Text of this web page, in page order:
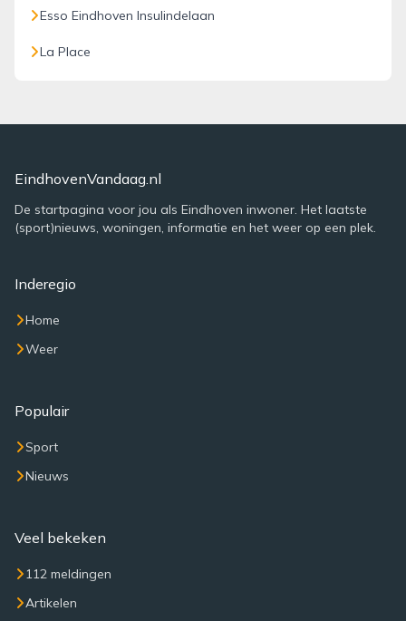
Esso Eindhoven Insulindelaan
La Place
EindhovenVandaag.nl
De startpagina voor jou als Eindhoven inwoner. Het laatste
(sport)nieuws, woningen, informatie en het weer op een plek.
Inderegio
Home
Weer
Populair
Sport
Nieuws
Veel bekeken
112 meldingen
Artikelen